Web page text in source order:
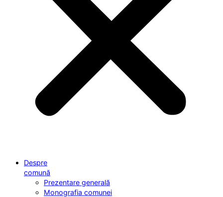
Despre
comună
Prezentare generală
Monografia comunei